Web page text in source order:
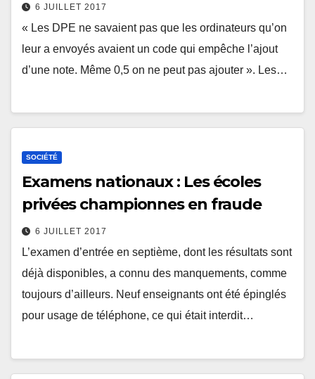
6 JUILLET 2017
« Les DPE ne savaient pas que les ordinateurs qu’on
leur a envoyés avaient un code qui empêche l’ajout
d’une note. Même 0,5 on ne peut pas ajouter ». Les…
SOCIÉTÉ
Examens nationaux : Les écoles
privées championnes en fraude
6 JUILLET 2017
L’examen d’entrée en septième, dont les résultats sont
déjà disponibles, a connu des manquements, comme
toujours d’ailleurs. Neuf enseignants ont été épinglés
pour usage de téléphone, ce qui était interdit…